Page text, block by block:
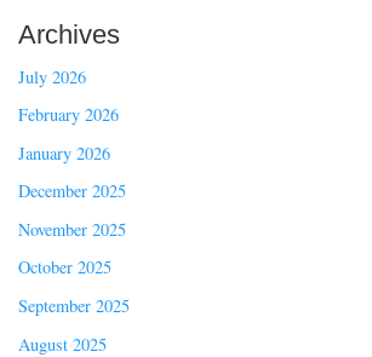
Archives
July 2026
February 2026
January 2026
December 2025
November 2025
October 2025
September 2025
August 2025